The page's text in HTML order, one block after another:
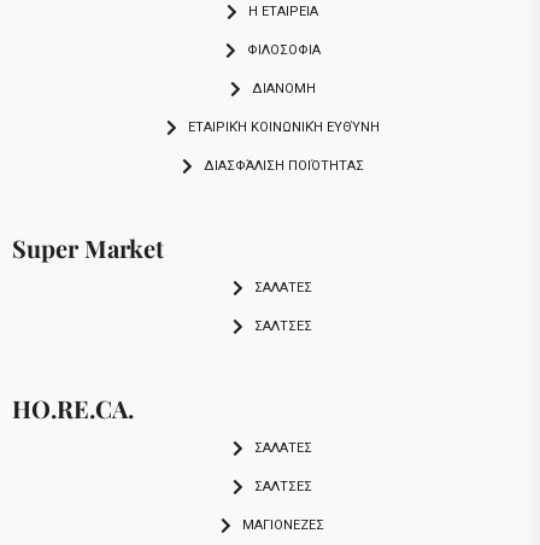
Η ΕΤΑΙΡΕΙΑ
ΦΙΛΟΣΟΦΙΑ
ΔΙΑΝΟΜΗ
ΕΤΑΙΡΙΚΉ ΚΟΙΝΩΝΙΚΉ ΕΥΘΎΝΗ
ΔΙΑΣΦΆΛΙΣΗ ΠΟΙΌΤΗΤΑΣ
Super Market
ΣΑΛΑΤΕΣ
ΣΑΛΤΣΕΣ
HO.RE.CA.
ΣΑΛΑΤΕΣ
ΣΑΛΤΣΕΣ
ΜΑΓΙΟΝΕΖΕΣ